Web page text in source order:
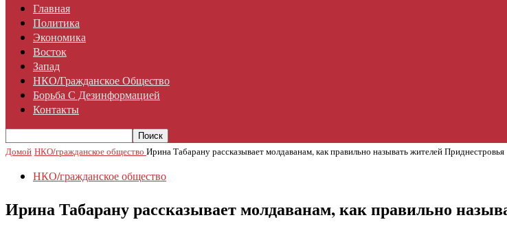
Главная
Политика
Экономика
Восток
Запад
НКО/гражданское Общество
Борьба С Дезинформацией
Контакты
Домой НКО/гражданское общество Ирина Табарану рассказывает молдаванам, как правильно называть жителей Приднестровья
НКО/гражданское общество
Ирина Табарану рассказывает молдаванам, как правильно